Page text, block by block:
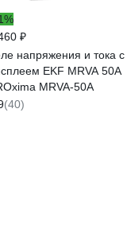
₽
напряжения и тока с
EKF MRVA 50A
MRVA-50A
(40)